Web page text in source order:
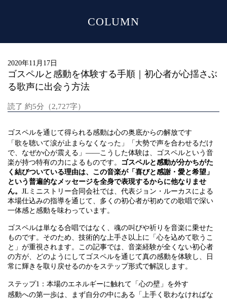
COLUMN
2020年11月17日
ゴスペルと感動を体験する手順｜初心者が心揺さぶ
る歌声に出会う方法
読了 約5分（2,727字）
ゴスペルを通じて得られる感動は心の奥底からの解放です
「歌を聴いて涙が止まらなくなった」「大勢で声を合わせるだけ
で、なぜか心が震える」――こうした体験は、ゴスペルという音
楽が持つ特有の力によるものです。 ゴスペルと感動が分かちがた
く結びついている理由は、この音楽が「喜びと感謝・愛と希望」
という普遍的なメッセージを全身で表現するからに他なりませ
ん。 JLミニストリー合同会社では、代表ジョン・ルーカスによる
本場仕込みの指導を通じて、多くの初心者が初めての歌唱で深い
一体感と感動を味わっています。
ゴスペルは単なる合唱ではなく、魂の叫びや祈りを音楽に乗せた
ものです。そのため、技術的な上手さ以上に「心を込めて歌うこ
と」が重視されます。この記事では、音楽経験が全くない初心者
の方が、どのようにしてゴスペルを通じて真の感動を体験し、日
常に輝きを取り戻せるのかをステップ形式で解説します。
ステップ1：本場のエネルギーに触れて「心の壁」を外す
感動への第一歩は、まず自分の中にある「上手く歌わなければな